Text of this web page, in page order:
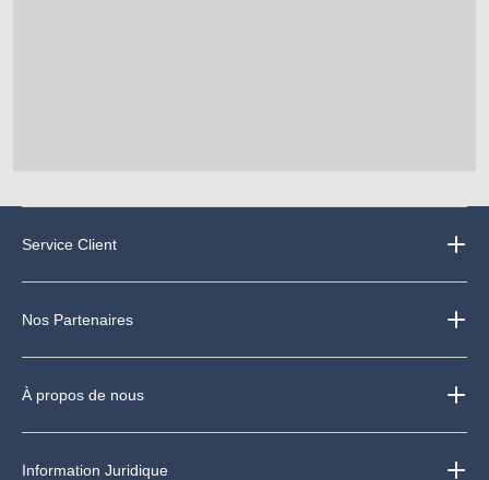
Service Client
Nos Partenaires
À propos de nous
Information Juridique